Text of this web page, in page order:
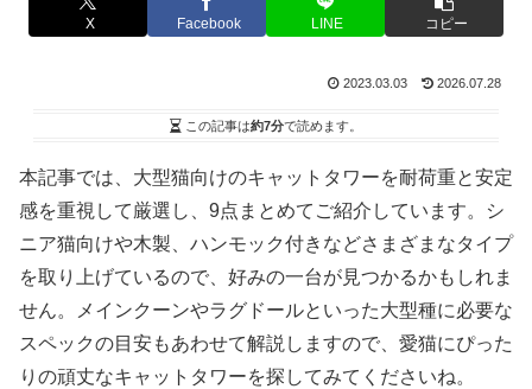
X Facebook LINE コピー
2023.03.03 2026.07.28
この記事は約7分で読めます。
本記事では、大型猫向けのキャットタワーを耐荷重と安定
感を重視して厳選し、9点まとめてご紹介しています。シ
ニア猫向けや木製、ハンモック付きなどさまざまなタイプ
を取り上げているので、好みの一台が見つかるかもしれま
せん。メインクーンやラグドールといった大型種に必要な
スペックの目安もあわせて解説しますので、愛猫にぴった
りの頑丈なキャットタワーを探してみてくださいね。